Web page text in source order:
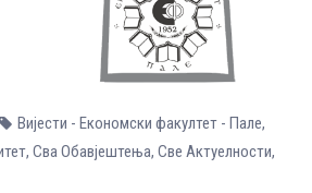
Вијести - Економски факултет - Пале,
, Сва Обавјештења, Све Aктуелности,